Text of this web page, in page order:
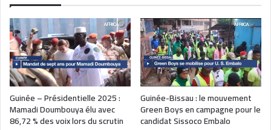
Guinée – Présidentielle 2025 :
Mamadi Doumbouya élu avec
86,72 % des voix lors du scrutin
Guinée-Bissau : le mouvement
Green Boys en campagne pour le
candidat Sissoco Embalo